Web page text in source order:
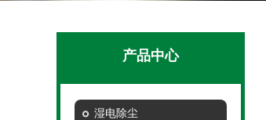
产品中心
湿电除尘